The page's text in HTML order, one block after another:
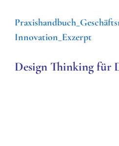
Innovation_Exzerpt
Design Thinking für